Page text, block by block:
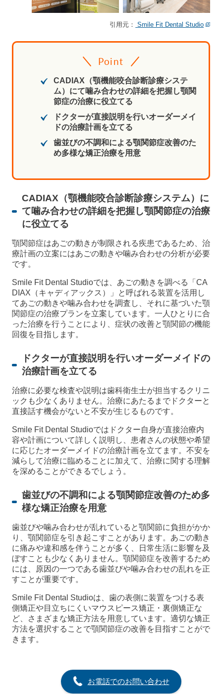
引用元： Smile Fit Dental Studio
Point
CADIAX（顎機能咬合診断診療システ
ム）にて噛み合わせの詳細を把握し顎関
節症の治療に役立てる
ドクターが直接説明を行いオーダーメイ
ドの治療計画を立てる
歯並びの不調和による顎関節症改善のた
め多様な矯正治療を用意
CADIAX（顎機能咬合診断診療システム）に
て噛み合わせの詳細を把握し顎関節症の治療
に役立てる
顎関節症はあごの動きが制限される疾患であるため、治
療計画の立案にはあごの動きや噛み合わせの分析が必要
です。
Smile Fit Dental Studioでは、あごの動きを調べる「CA
DIAX（キャディアックス）」と呼ばれる装置を活用し
てあごの動きや噛み合わせを調査し、それに基づいた顎
関節症の治療プランを立案しています。一人ひとりに合
った治療を行うことにより、症状の改善と顎関節の機能
回復を目指します。
ドクターが直接説明を行いオーダーメイドの
治療計画を立てる
治療に必要な検査や説明は歯科衛生士が担当するクリニ
ックも少なくありません。治療にあたるまでドクターと
直接話す機会がないと不安が生じるものです。
Smile Fit Dental Studioではドクター自身が直接治療内
容や計画について詳しく説明し、患者さんの状態や希望
に応じたオーダーメイドの治療計画を立てます。不安を
減らして治療に臨めることに加えて、治療に関する理解
を深めることができるでしょう。
歯並びの不調和による顎関節症改善のため多
様な矯正治療を用意
歯並びや噛み合わせが乱れていると顎関節に負担がかか
り、顎関節症を引き起こすことがあります。あごの動き
に痛みや違和感を伴うことが多く、日常生活に影響を及
ぼすことも少なくありません。顎関節症を改善するため
には、原因の一つである歯並びや噛み合わせの乱れを正
すことが重要です。
Smile Fit Dental Studioは、歯の表側に装置をつける表
側矯正や目立ちにくいマウスピース矯正・裏側矯正な
ど、さまざまな矯正方法を用意しています。適切な矯正
方法を選択することで顎関節症の改善を目指すことがで
きます。
お電話でのお問い合わせ